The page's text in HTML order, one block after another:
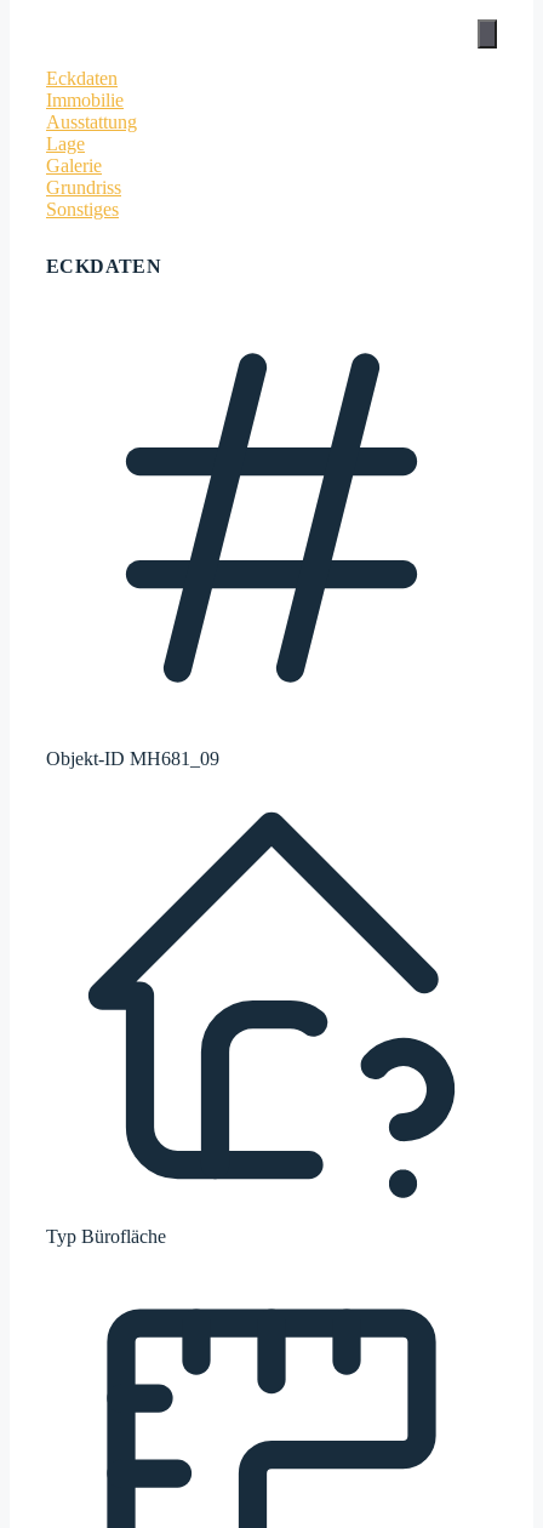
Eckdaten
Immobilie
Ausstattung
Lage
Galerie
Grundriss
Sonstiges
ECKDATEN
Objekt-ID MH681_09
Typ Bürofläche